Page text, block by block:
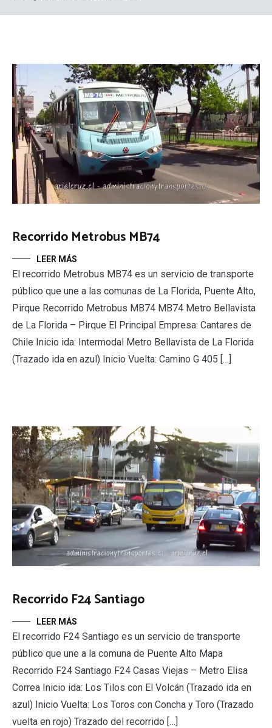
Recorrido Metrobus MB74
LEER MÁS
El recorrido Metrobus MB74 es un servicio de transporte
público que une a las comunas de La Florida, Puente Alto,
Pirque Recorrido Metrobus MB74 MB74 Metro Bellavista
de La Florida – Pirque El Principal Empresa: Cantares de
Chile Inicio ida: Intermodal Metro Bellavista de La Florida
(Trazado ida en azul) Inicio Vuelta: Camino G 405 […]
Recorrido F24 Santiago
LEER MÁS
El recorrido F24 Santiago es un servicio de transporte
público que une a la comuna de Puente Alto Mapa
Recorrido F24 Santiago F24 Casas Viejas – Metro Elisa
Correa Inicio ida: Los Tilos con El Volcán (Trazado ida en
azul) Inicio Vuelta: Los Toros con Concha y Toro (Trazado
vuelta en rojo) Trazado del recorrido […]